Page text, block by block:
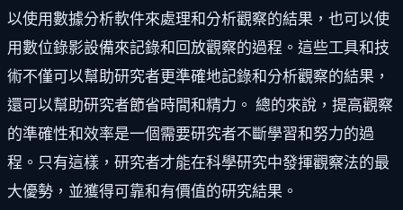
以使用數據分析軟件來處理和分析觀察的結果，也可以使
用數位錄影設備來記錄和回放觀察的過程。這些工具和技
術不僅可以幫助研究者更準確地記錄和分析觀察的結果，
還可以幫助研究者節省時間和精力。 總的來說，提高觀察
的準確性和效率是一個需要研究者不斷學習和努力的過
程。只有這樣，研究者才能在科學研究中發揮觀察法的最
大優勢，並獲得可靠和有價值的研究結果。